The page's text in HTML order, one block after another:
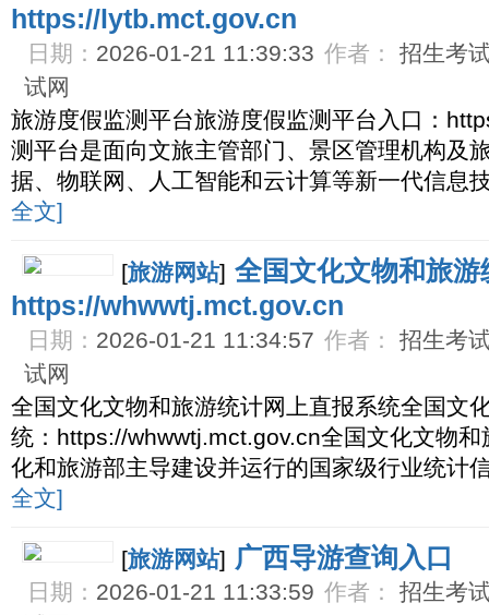
https://lytb.mct.gov.cn
日期： 2026-01-21 11:39:33 作者：
招生考
试网
旅游度假监测平台旅游度假监测平台入口：
测平台是面向文旅主管部门、景区管理机构及
据、物联网、人工智能和云计算等新一代信息
全文]
[旅游网站] 全国文化文物和旅
https://whwwtj.mct.gov.cn
日期： 2026-01-21 11:34:57 作者：
招生考
试网
全国文化文物和旅游统计网上直报系统全国文
统：https://whwwtj.mct.gov.cn全国文化文物
化和旅游部主导建设并运行的国家级行业统计
全文]
[旅游网站] 广西导游查询入口
日期： 2026-01-21 11:33:59 作者：
招生考